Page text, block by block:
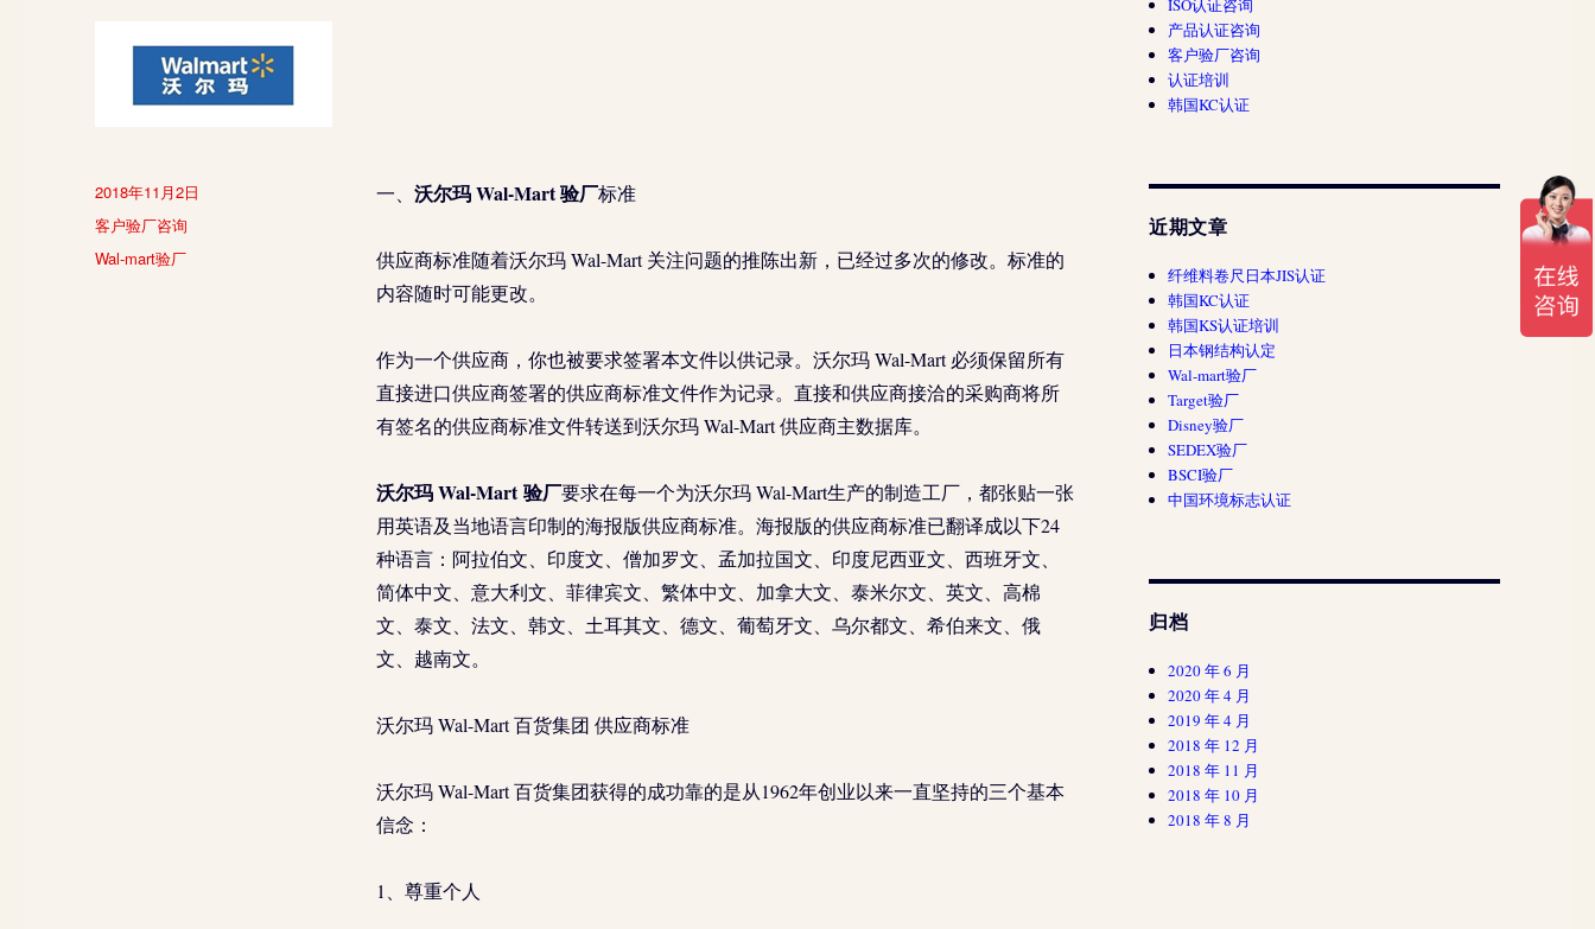
一、 沃尔玛 Wal-Mart 验厂标准
供应商标准随着沃尔玛 Wal-Mart 关注问题的推陈出新，已经过多次的修改。标准的
内容随时可能更改。
作为一个供应商，你也被要求签署本文件以供记录。沃尔玛 Wal-Mart 必须保留所有
直接进口供应商签署的供应商标准文件作为记录。直接和供应商接洽的采购商将所
有签名的供应商标准文件转送到沃尔玛 Wal-Mart 供应商主数据库。
沃尔玛 Wal-Mart 验厂要求在每一个为沃尔玛 Wal-Mart生产的制造工厂，都张贴一张
用英语及当地语言印制的海报版供应商标准。海报版的供应商标准已翻译成以下24
种语言：阿拉伯文、印度文、僧加罗文、孟加拉国文、印度尼西亚文、西班牙文、
简体中文、意大利文、菲律宾文、繁体中文、加拿大文、泰米尔文、英文、高棉
文、泰文、法文、韩文、土耳其文、德文、葡萄牙文、乌尔都文、希伯来文、俄
文、越南文。
沃尔玛 Wal-Mart 百货集团 供应商标准
沃尔玛 Wal-Mart 百货集团获得的成功靠的是从1962年创业以来一直坚持的三个基本
信念：
1、尊重个人
发
布
于
2018年11月2日
分
类
客户验厂咨询
标
Wal-mart验厂
ISO认证咨询
产品认证咨询
客户验厂咨询
认证培训
韩国KC认证
近期文章
纤维料卷尺日本JIS认证
韩国KC认证
韩国KS认证培训
日本钢结构认定
Wal-mart验厂
Target验厂
Disney验厂
SEDEX验厂
BSCI验厂
中国环境标志认证
归档
2020 年 6 月
2020 年 4 月
2019 年 4 月
2018 年 12 月
2018 年 11 月
2018 年 10 月
2018 年 8 月